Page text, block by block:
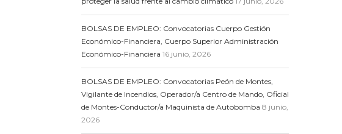
BOLSAS DE EMPLEO: Convocatorias Cuerpo Gestión
Económico-Financiera, Cuerpo Superior Administración
Económico-Financiera 16 junio, 2026
BOLSAS DE EMPLEO: Convocatorias Peón de Montes,
Vigilante de Incendios, Operador/a Centro de Mando, Oficial
de Montes-Conductor/a Maquinista de Autobomba 8 junio,
2026